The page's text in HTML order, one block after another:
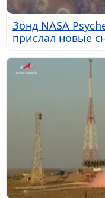
Зонд NASA
прислал новые